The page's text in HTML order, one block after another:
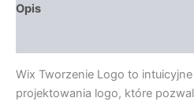
Opis
Wix Tworzenie Logo to
projektowania logo, które